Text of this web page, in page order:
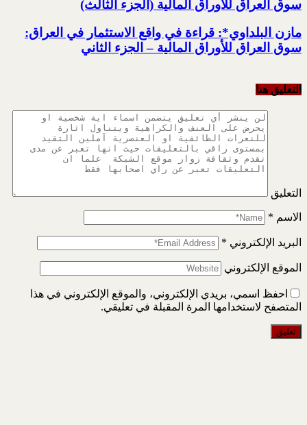
سوق العراق للأوراق المالية (الجزء الثالث)
مازن البلداوي*: قراءة في واقع الاستثمار في العراق:
سوق العراق للأوراق المالية – الجزء الثاني
التعليق هنا
التعليق
الاسم *
البريد الإلكتروني *
الموقع الإلكتروني
احفظ اسمي، بريدي الإلكتروني، والموقع الإلكتروني في هذا
المتصفح لاستخدامها المرة المقبلة في تعليقي.